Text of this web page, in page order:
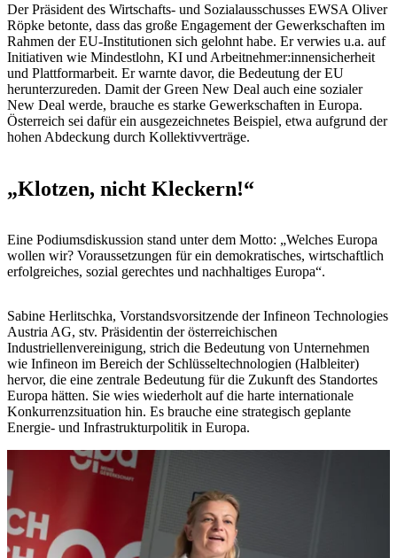
Der Präsident des Wirtschafts- und Sozialausschusses EWSA Oliver
Röpke betonte, dass das große Engagement der Gewerkschaften im
Rahmen der EU-Institutionen sich gelohnt habe. Er verwies u.a. auf
Initiativen wie Mindestlohn, KI und Arbeitnehmer:innensicherheit
und Plattformarbeit. Er warnte davor, die Bedeutung der EU
herunterzureden. Damit der Green New Deal auch eine sozialer
New Deal werde, brauche es starke Gewerkschaften in Europa.
Österreich sei dafür ein ausgezeichnetes Beispiel, etwa aufgrund der
hohen Abdeckung durch Kollektivverträge.
„Klotzen, nicht Kleckern!“
Eine Podiumsdiskussion stand unter dem Motto: „Welches Europa
wollen wir? Voraussetzungen für ein demokratisches, wirtschaftlich
erfolgreiches, sozial gerechtes und nachhaltiges Europa“.
Sabine Herlitschka, Vorstandsvorsitzende der Infineon Technologies
Austria AG, stv. Präsidentin der österreichischen
Industriellenvereinigung, strich die Bedeutung von Unternehmen
wie Infineon im Bereich der Schlüsseltechnologien (Halbleiter)
hervor, die eine zentrale Bedeutung für die Zukunft des Standortes
Europa hätten. Sie wies wiederholt auf die harte internationale
Konkurrenzsituation hin. Es brauche eine strategisch geplante
Energie- und Infrastrukturpolitik in Europa.